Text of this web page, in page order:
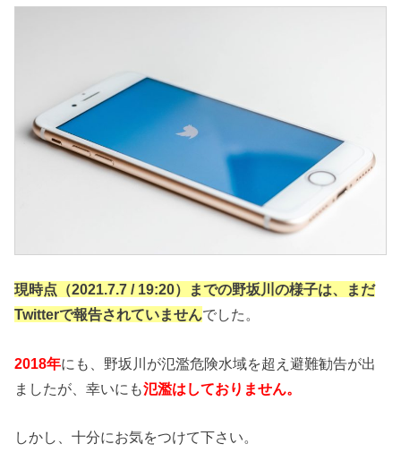
現時点（2021.7.7 / 19:20）までの野坂川の様子は、まだ
Twitterで報告されていませんでした。
2018年にも、野坂川が氾濫危険水域を超え避難勧告が出
ましたが、幸いにも氾濫はしておりません。
しかし、十分にお気をつけて下さい。